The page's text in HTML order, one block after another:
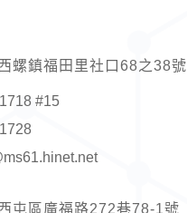
螺鎮福田里社口68之38號
#15
屯區廣福路272巷78-1號